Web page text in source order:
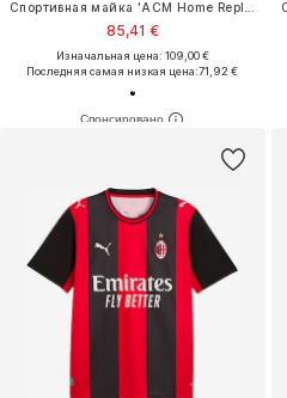
85,41 €
Изначальная цена: 109,00 €
Последняя самая низкая цена:71,92 €